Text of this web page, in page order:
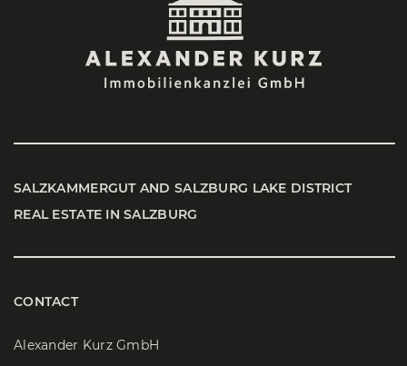
SALZ­KAM­MER­GUT AND SALZ­BURG LAKE DIS­TRICT
REAL ESTATE IN SALZ­BURG
CONTACT
Alexander Kurz GmbH